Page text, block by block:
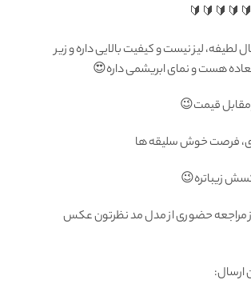
لطیفه، لیز نیست و کیفیت بالایی داره و زیر
هست و نمای ابریشمی داره😍
مقابل قیمت😉
فرصت خوش سلیقه ها
زیباتره😉
مراجعه حضوری از مدل مد نظرتون عكس
ارسال: